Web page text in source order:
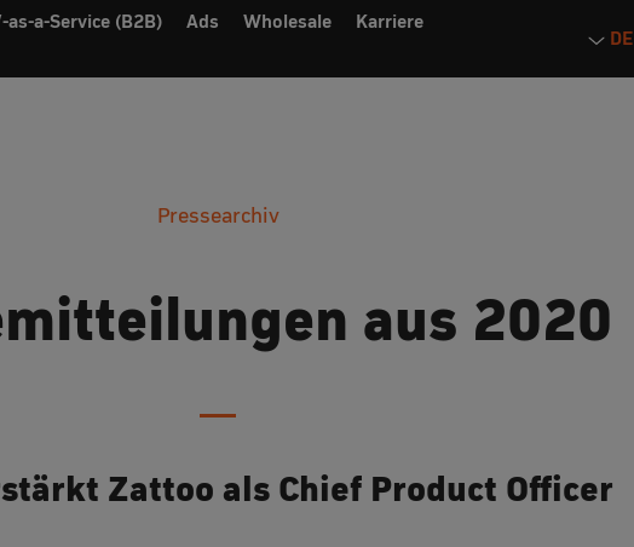
as-a-Service (B2B) Ads Wholesale
Karriere
DE
Pressearchiv
aus 2020
Zattoo als Chief Product Officer